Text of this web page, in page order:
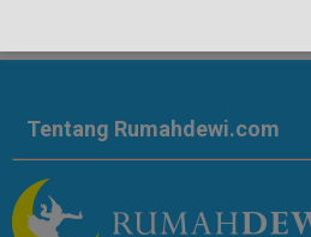
Tentang Rumahdewi.com